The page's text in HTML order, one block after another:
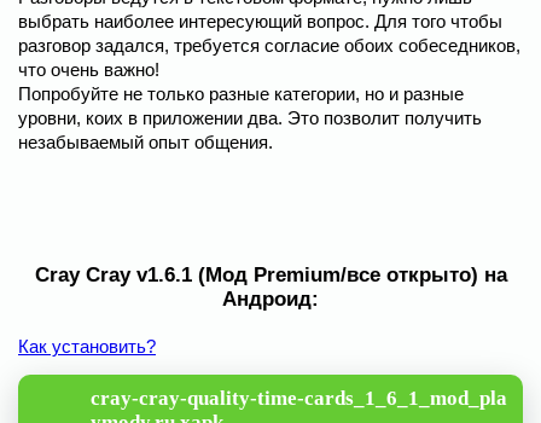
выбрать наиболее интересующий вопрос. Для того чтобы
разговор задался, требуется согласие обоих собеседников,
что очень важно!
Попробуйте не только разные категории, но и разные
уровни, коих в приложении два. Это позволит получить
незабываемый опыт общения.
Cray Cray v1.6.1 (Мод Premium/все открыто) на
Андроид:
Как установить?
cray-cray-quality-time-cards_1_6_1_mod_pla